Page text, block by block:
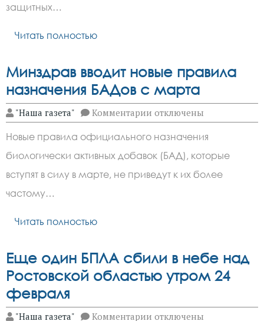
защитных…
Читать полностью
Минздрав вводит новые правила
назначения БАДов с марта
"Наша газета" Комментарии к
записи
вводит
новые
правила
назначения
БАДов
отключены
Новые правила официального назначения
биологически активных добавок (БАД), которые
вступят в силу в марте, не приведут к их более
частому…
Читать полностью
Еще один БПЛА сбили в небе над
Ростовской областью утром 24
февраля
"Наша газета" Комментарии котключены